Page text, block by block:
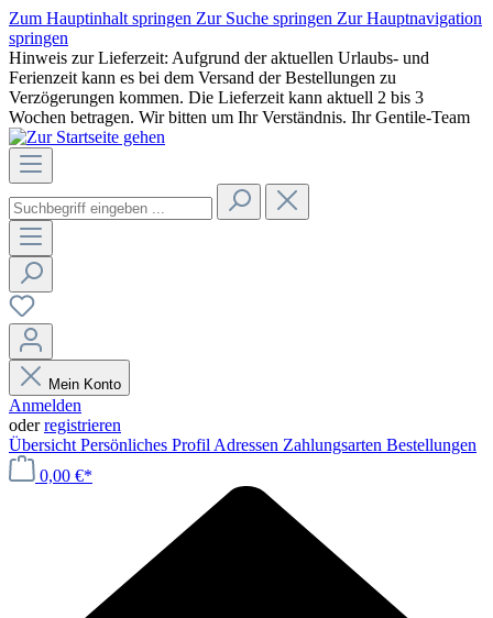
Zum Hauptinhalt springen Zur Suche springen Zur Hauptnavigation
springen
Hinweis zur Lieferzeit: Aufgrund der aktuellen Urlaubs- und
Ferienzeit kann es bei dem Versand der Bestellungen zu
Verzögerungen kommen. Die Lieferzeit kann aktuell 2 bis 3
Wochen betragen. Wir bitten um Ihr Verständnis. Ihr Gentile-Team
Mein Konto
Anmelden
oderregistrieren
Übersicht Persönliches Profil Adressen Zahlungsarten Bestellungen
0,00 €*